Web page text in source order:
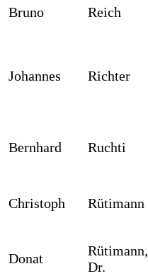
Bruno Reich
Johannes Richter
Bernhard Ruchti
Christoph Rütimann
Donat
Rütimann,
Dr.